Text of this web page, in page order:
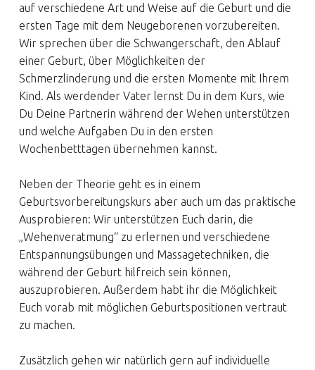
auf verschiedene Art und Weise auf die Geburt und die
ersten Tage mit dem Neugeborenen vorzubereiten.
Wir sprechen über die Schwangerschaft, den Ablauf
einer Geburt, über Möglichkeiten der
Schmerzlinderung und die ersten Momente mit Ihrem
Kind. Als werdender Vater lernst Du in dem Kurs, wie
Du Deine Partnerin während der Wehen unterstützen
und welche Aufgaben Du in den ersten
Wochenbetttagen übernehmen kannst.
Neben der Theorie geht es in einem
Geburtsvorbereitungskurs aber auch um das praktische
Ausprobieren: Wir unterstützen Euch darin, die
„Wehenveratmung“ zu erlernen und verschiedene
Entspannungsübungen und Massagetechniken, die
während der Geburt hilfreich sein können,
auszuprobieren. Außerdem habt ihr die Möglichkeit
Euch vorab mit möglichen Geburtspositionen vertraut
zu machen.
Zusätzlich gehen wir natürlich gern auf individuelle